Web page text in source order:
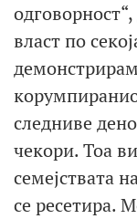
власт по
следниве
чекори. Тоа
семејствата
се ресетира.